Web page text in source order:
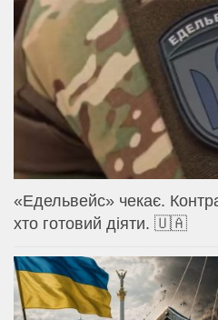
«Едельвейс» чекає.
хто готовий діяти. 🇺🇦